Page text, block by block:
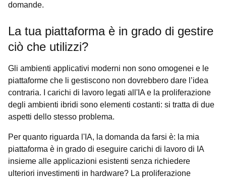
domande.
La tua piattaforma è in grado di gestire
ciò che utilizzi?
Gli ambienti applicativi moderni non sono omogenei e le
piattaforme che li gestiscono non dovrebbero dare l’idea
contraria. I carichi di lavoro legati all'IA e la proliferazione
degli ambienti ibridi sono elementi costanti: si tratta di due
aspetti dello stesso problema.
Per quanto riguarda l'IA, la domanda da farsi è: la mia
piattaforma è in grado di eseguire carichi di lavoro di IA
insieme alle applicazioni esistenti senza richiedere
ulteriori investimenti in hardware? La proliferazione